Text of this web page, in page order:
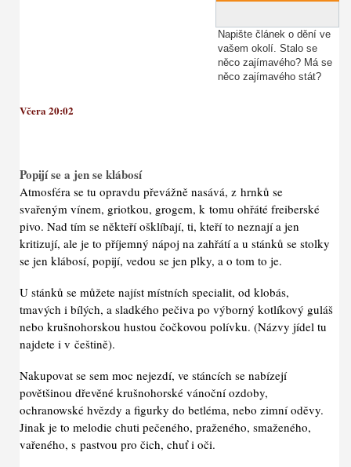
Napište článek o dění ve
vašem okolí. Stalo se
něco zajímavého? Má se
něco zajímavého stát?
Včera 20:02
Popijí se a jen se klábosí
Atmosféra se tu opravdu převážně nasává, z hrnků se
svařeným vínem, griotkou, grogem, k tomu ohřáté freiberské
pivo. Nad tím se někteří ošklíbají, ti, kteří to neznají a jen
kritizují, ale je to příjemný nápoj na zahřátí a u stánků se stolky
se jen klábosí, popijí, vedou se jen plky, a o tom to je.
U stánků se můžete najíst místních specialit, od klobás,
tmavých i bílých, a sladkého pečiva po výborný kotlíkový guláš
nebo krušnohorskou hustou čočkovou polívku. (Názvy jídel tu
najdete i v češtině).
Nakupovat se sem moc nejezdí, ve stáncích se nabízejí
povětšinou dřevěné krušnohorské vánoční ozdoby,
ochranowské hvězdy a figurky do betléma, nebo zimní oděvy.
Jinak je to melodie chuti pečeného, praženého, smaženého,
vařeného, s pastvou pro čich, chuť i oči.